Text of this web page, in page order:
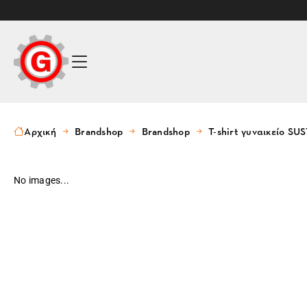
Αρχική Brandshop Brandshop T-shirt γυναικείο
No images...